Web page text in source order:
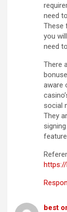
need
These
you will
need
There
aware
social
They
best